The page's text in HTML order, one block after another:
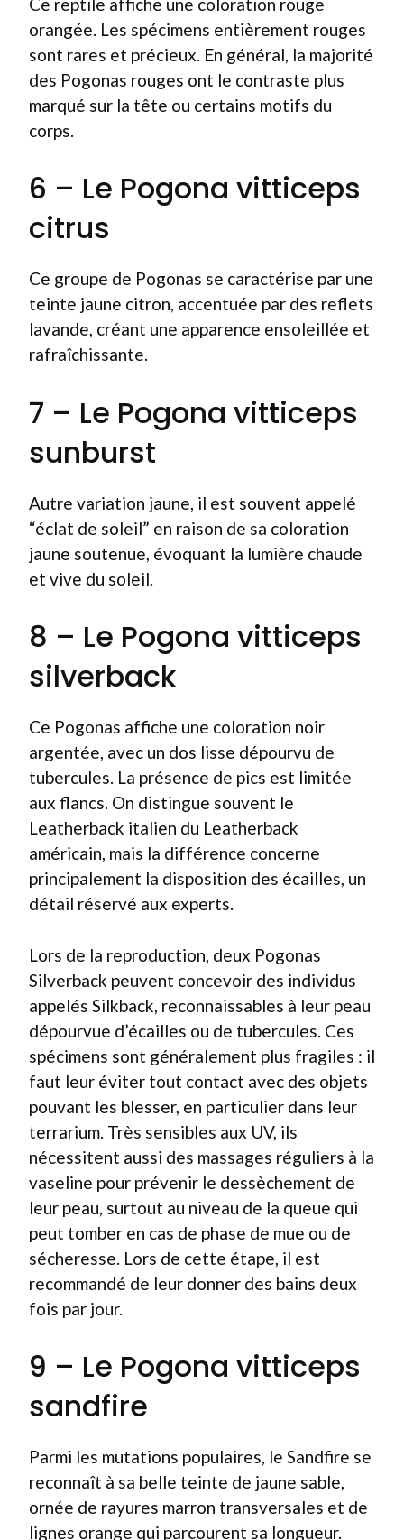
orangée. Les spécimens entièrement rouges
sont rares et précieux. En général, la majorité
des Pogonas rouges ont le contraste plus
marqué sur la tête ou certains motifs du
corps.
6 – Le Pogona vitticeps
citrus
Ce groupe de Pogonas se caractérise par une
teinte jaune citron, accentuée par des reflets
lavande, créant une apparence ensoleillée et
rafraîchissante.
7 – Le Pogona vitticeps
sunburst
Autre variation jaune, il est souvent appelé
“éclat de soleil” en raison de sa coloration
jaune soutenue, évoquant la lumière chaude
et vive du soleil.
8 – Le Pogona vitticeps
silverback
Ce Pogonas affiche une coloration noir
argentée, avec un dos lisse dépourvu de
tubercules. La présence de pics est limitée
aux flancs. On distingue souvent le
Leatherback italien du Leatherback
américain, mais la différence concerne
principalement la disposition des écailles, un
détail réservé aux experts.
Lors de la reproduction, deux Pogonas
Silverback peuvent concevoir des individus
appelés Silkback, reconnaissables à leur peau
dépourvue d’écailles ou de tubercules. Ces
spécimens sont généralement plus fragiles : il
faut leur éviter tout contact avec des objets
pouvant les blesser, en particulier dans leur
terrarium. Très sensibles aux UV, ils
nécessitent aussi des massages réguliers à la
vaseline pour prévenir le dessèchement de
leur peau, surtout au niveau de la queue qui
peut tomber en cas de phase de mue ou de
sécheresse. Lors de cette étape, il est
recommandé de leur donner des bains deux
fois par jour.
9 – Le Pogona vitticeps
sandfire
Parmi les mutations populaires, le Sandfire se
reconnaît à sa belle teinte de jaune sable,
ornée de rayures marron transversales et de
lignes orange qui parcourent sa longueur.